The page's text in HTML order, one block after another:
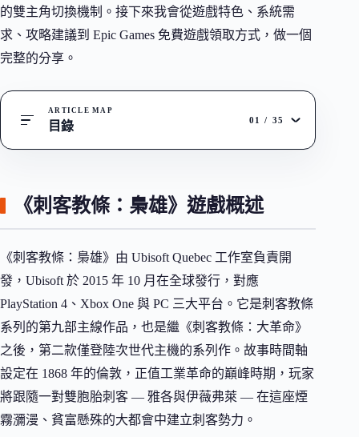
的雙主角切換機制。接下來我會從遊戲特色、系統需
求、攻略建議到 Epic Games 免費遊戲領取方式，做一個
完整的分享。
ARTICLE MAP
目錄 01 / 35
《刺客教條：梟雄》遊戲概述
《刺客教條：梟雄》由 Ubisoft Quebec 工作室負責開
發，Ubisoft 於 2015 年 10 月在全球發行，對應
PlayStation 4、Xbox One 與 PC 三大平台。它是刺客教條
系列的第九部主線作品，也是繼《刺客教條：大革命》
之後，第二款僅登陸次世代主機的系列作。故事時間軸
設定在 1868 年的倫敦，正值工業革命的巔峰時期，玩家
將跟隨一對雙胞胎刺客 — 雅各與伊薇弗萊 — 在這座煙
霧瀰漫、貧富懸殊的大都會中建立刺客勢力。